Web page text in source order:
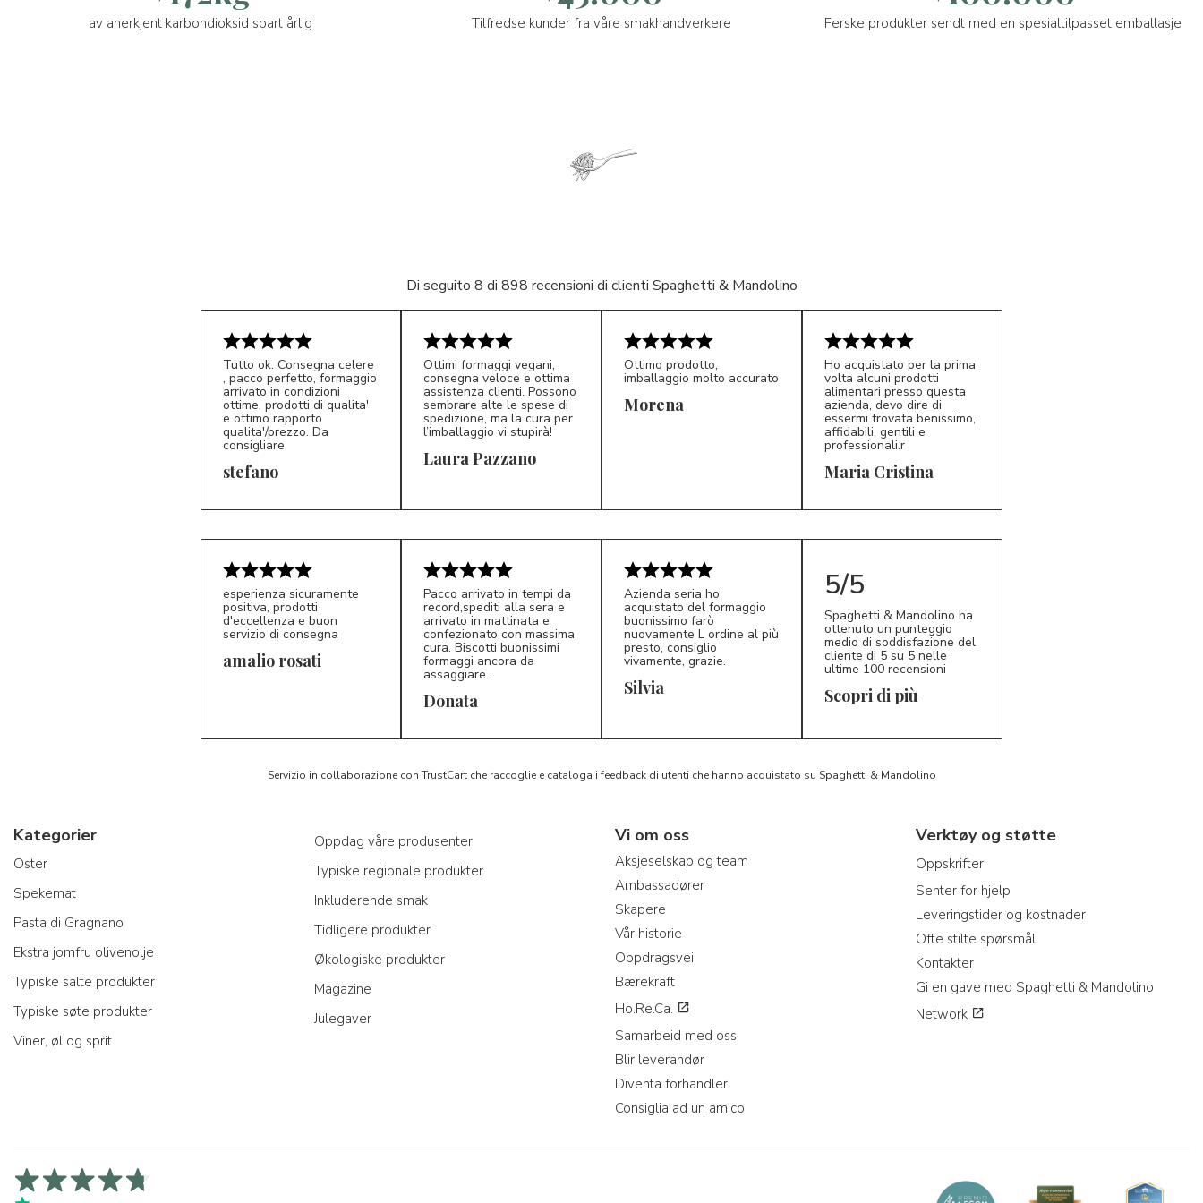
av anerkjent karbondioksid spart årlig Tilfredse kunder fra våre smakhandverkere Ferske produkter sendt med en spesialtilpasset emballasje
Di seguito 8 di 898 recensioni di clienti Spaghetti & Mandolino
S*
Tutto ok. Consegna celere
, pacco perfetto, formaggio
arrivato in condizioni
ottime, prodotti di qualita'
e ottimo rapporto
qualita'/prezzo. Da
consigliare
stefano LP 5/5
Ottimi formaggi vegani,
consegna veloce e ottima
assistenza clienti. Possono
sembrare alte le spese di
spedizione, ma la cura per
l’imballaggio vi stupirà!
Laura Pazzano
Ottimo prodotto,
imballaggio molto accurato
Morena
MC 5/5
Ho acquistato per la prima
volta alcuni prodotti
alimentari presso questa
azienda, devo dire di
essermi trovata benissimo,
affidabili, gentili e
professionali.r
Maria Cristina
esperienza sicuramente
positiva, prodotti
d'eccellenza e buon
servizio di consegna
amalio rosati
D*
Pacco arrivato in tempi da
record,spediti alla sera e
arrivato in mattinata e
confezionato con massima
cura. Biscotti buonissimi
formaggi ancora da
assaggiare.
Donata S*
Azienda seria ho
acquistato del formaggio
buonissimo farò
nuovamente L ordine al più
presto, consiglio
vivamente, grazie.
Silvia
5/5
Spaghetti & Mandolino ha
ottenuto un punteggio
medio di soddisfazione del
cliente di 5 su 5 nelle
ultime 100 recensioni
Scopri di più
Servizio in collaborazione con TrustCart che raccoglie e cataloga i feedback di utenti che hanno acquistato su Spaghetti & Mandolino
Kategorier
Oster
Spekemat
Pasta di Gragnano
Ekstra jomfru olivenolje
Typiske salte produkter
Typiske søte produkter
Viner, øl og sprit
Oppdag våre produsenter
Typiske regionale produkter
Inkluderende smak
Tidligere produkter
Økologiske produkter
Magazine
Julegaver
Vi om oss
Aksjeselskap og team
Ambassadører
Skapere
Vår historie
Oppdragsvei
Bærekraft
Ho.Re.Ca.
Samarbeid med oss
Blir leverandør
Diventa forhandler
Consiglia ad un amico
Verktøy og støtte
Oppskrifter
Senter for hjelp
Leveringstider og kostnader
Ofte stilte spørsmål
Kontakter
Gi en gave med Spaghetti & Mandolino
Network